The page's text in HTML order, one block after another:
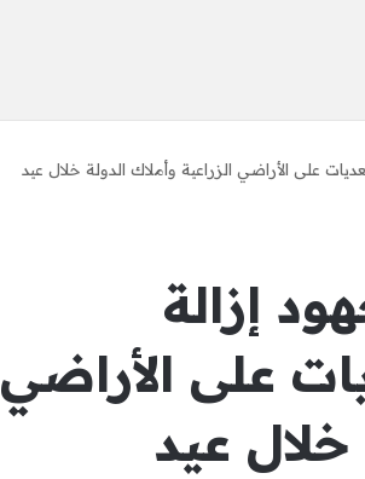
على الأراضي الزراعية وأملاك الدولة خلال عيد
إزالة
على الأراضي
خلال عيد